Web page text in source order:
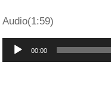
Audio(1:59)
Reproductor
00:00